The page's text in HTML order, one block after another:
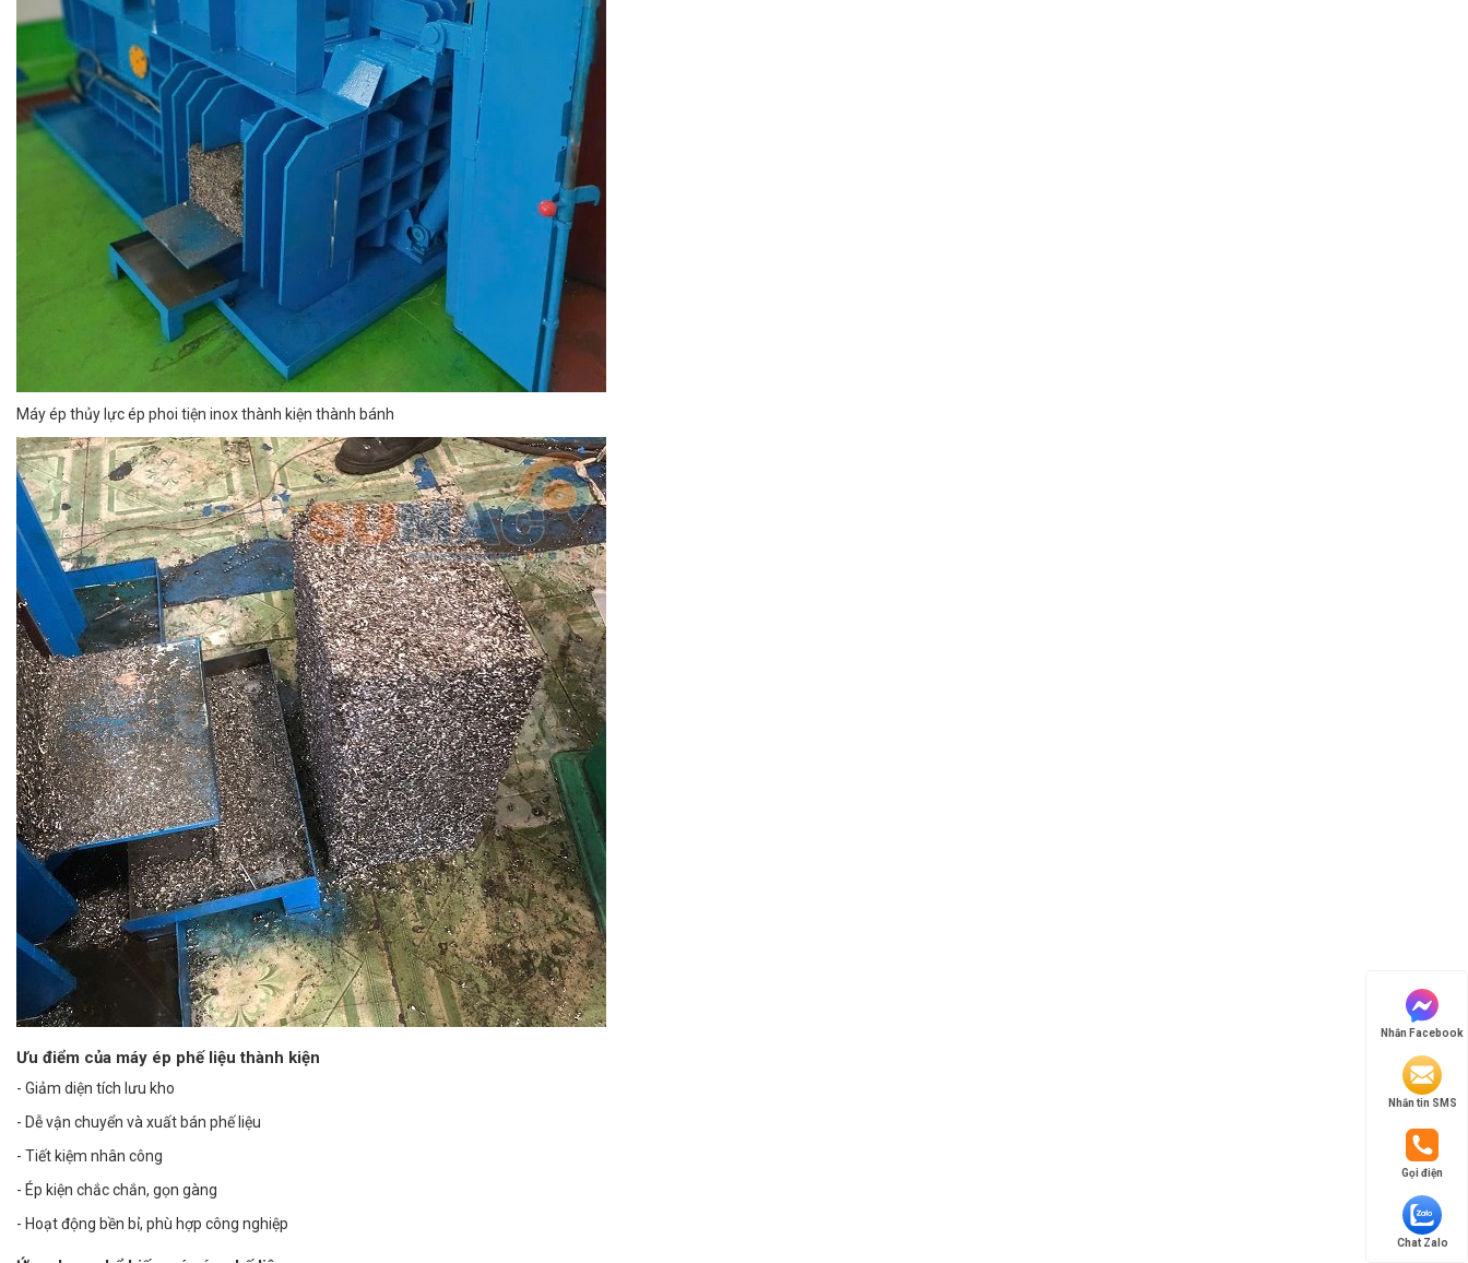
Máy ép thủy lực ép phoi tiện inox thành kiện thành bánh
Ưu điểm của máy ép phế liệu thành kiện
- Giảm diện tích lưu kho
- Dễ vận chuyển và xuất bán phế liệu
- Tiết kiệm nhân công
- Ép kiện chắc chắn, gọn gàng
- Hoạt động bền bỉ, phù hợp công nghiệp
Nhắn Facebook
Nhắn tin SMS
Gọi điện
Chat Zalo